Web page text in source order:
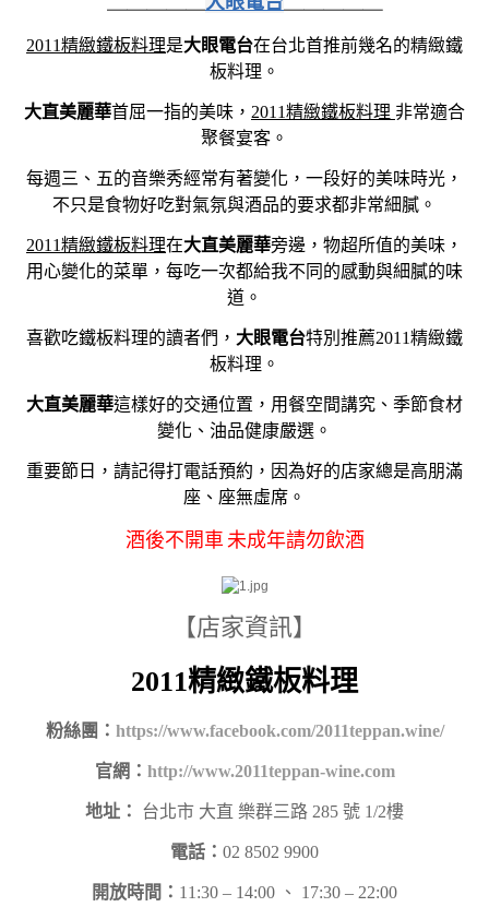
2011精緻鐵板料理是大眼電台在台北首推前幾名的精緻鐵
板料理。
大直美麗華首屈一指的美味， 2011精緻鐵板料理 非常適合
聚餐宴客。
每週三、五的音樂秀經常有著變化，一段好的美味時光，
不只是食物好吃對氣氛與酒品的要求都非常細膩。
2011精緻鐵板料理在大直美麗華旁邊，物超所值的美味，
用心變化的菜單，每吃一次都給我不同的感動與細膩的味
道。
喜歡吃鐵板料理的讀者們， 大眼電台特別推薦2011精緻鐵
板料理。
大直美麗華這樣好的交通位置，用餐空間講究、季節食材
變化、油品健康嚴選。
重要節日，請記得打電話預約，因為好的店家總是高朋滿
座、座無虛席。
酒後不開車 未成年請勿飲酒
【店家資訊】
2011精緻鐵板料理
粉絲團： https://www.facebook.com/2011teppan.wine/
官網： http://www.2011teppan-wine.com
地址： 台北市 大直 樂群三路 285 號 1/2樓
電話： 02 8502 9900
開放時間： 11:30 – 14:00 、 17:30 – 22:00